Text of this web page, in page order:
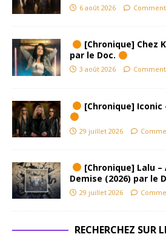
6 août 2026
[Chronique] Chez
par le Doc.
3 août 2026
[Chronique] Iconic
29 juillet 2026
[Chronique] Lalu –
Demise (2026) par le
29 juillet 2026
RECHERCHEZ SUR